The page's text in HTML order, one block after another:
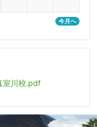
今月へ
室川校.pdf